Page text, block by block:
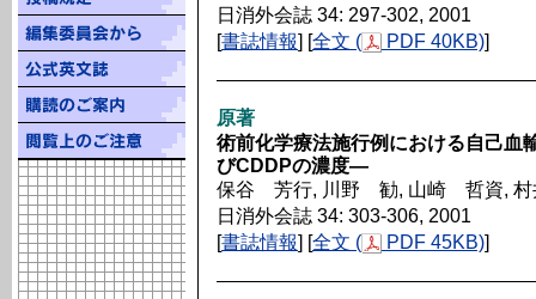
日消外会誌 34: 297-302, 2001
[書誌情報] [全文 ( PDF 40KB)]
原著
術前化学療法施行例における自己
びCDDPの濃度―
保谷 芳行, 川野 勧, 山崎 哲資,
日消外会誌 34: 303-306, 2001
[書誌情報] [全文 ( PDF 45KB)]